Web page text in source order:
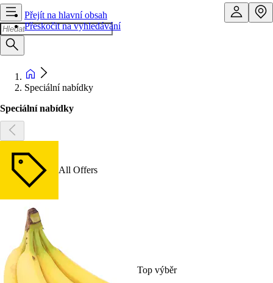
Přejít na hlavní obsah
Přeskočit na vyhledávání
Speciální nabídky
Speciální nabídky
All Offers
Top výběr